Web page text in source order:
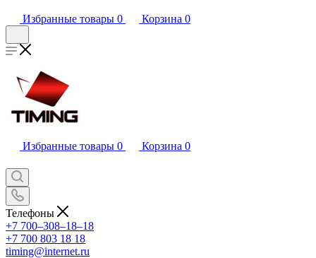
Избранные товары 0 Корзина 0
Избранные товары 0 Корзина 0
Телефоны
+7 700‒308‒18‒18
+7 700 803 18 18
timing@internet.ru